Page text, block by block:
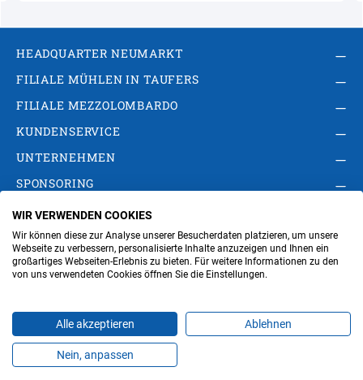
Produkte Favoriten Themen
HEADQUARTER NEUMARKT
FILIALE MÜHLEN IN TAUFERS
FILIALE MEZZOLOMBARDO
KUNDENSERVICE
UNTERNEHMEN
SPONSORING
AGB Privacy Policy
Impressum
Cookie-Einstellungen ändern
Verwaltung
WIR VERWENDEN COOKIES
Wir können diese zur Analyse unserer Besucherdaten platzieren, um unsere
Webseite zu verbessern, personalisierte Inhalte anzuzeigen und Ihnen ein
großartiges Webseiten-Erlebnis zu bieten. Für weitere Informationen zu den
von uns verwendeten Cookies öffnen Sie die Einstellungen.
Alle akzeptieren Ablehnen
Nein, anpassen